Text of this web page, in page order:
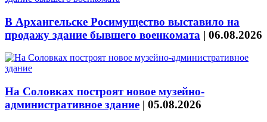
В Архангельске Росимущество выставило на
продажу здание бывшего военкомата | 06.08.2026
На Соловках построят новое музейно-
административное здание | 05.08.2026